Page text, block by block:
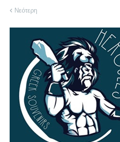
Νεότερη